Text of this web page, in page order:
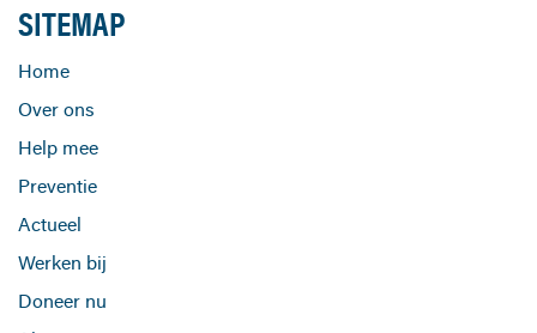
SITEMAP
Home
Over ons
Help mee
Preventie
Actueel
Werken bij
Doneer nu